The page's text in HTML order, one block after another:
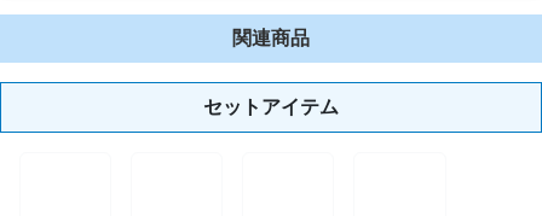
関連商品
セットアイテム